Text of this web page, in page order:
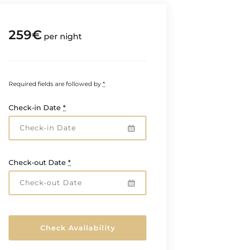
259€ per night
Required fields are followed by*
Check-in Date*
Check-out Date*